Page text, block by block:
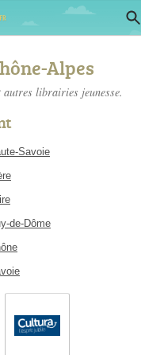
Alpes
autres librairies jeunesse.
Savoie
de-Dôme